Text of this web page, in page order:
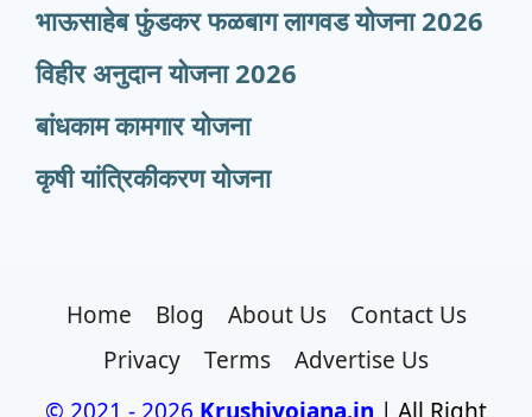
भाऊसाहेब फुंडकर फळबाग लागवड योजना 2026
विहीर अनुदान योजना 2026
बांधकाम कामगार योजना
कृषी यांत्रिकीकरण योजना
Home Blog About Us
Contact Us
Privacy
Terms
Advertise Us
© 2021 - 2026 Krushiyojana.in | All Right